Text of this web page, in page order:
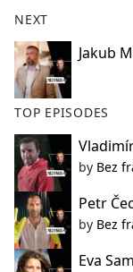
NEXT
Jakub
TOP EPISODES
by Bez
Petr
by Bez
Eva